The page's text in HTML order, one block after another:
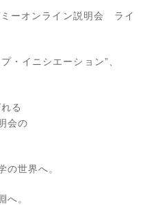
ミーオンライン説明会 ライ
・イニシエーション”、
る
会の
の世界へ。
へ。